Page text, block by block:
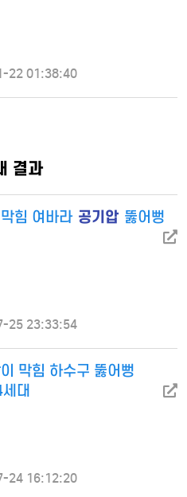
22 01:38:40
결과
힘 여바라 공기압 뚫어뻥
25 23:33:54
막힘 하수구 뚫어뻥
대
24 16:12:20